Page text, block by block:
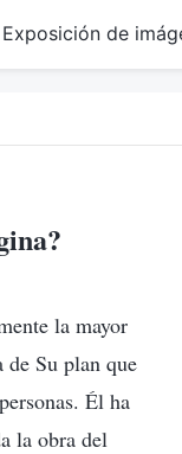
Exposición de
la mayor
Su plan que
Él ha
la obra del